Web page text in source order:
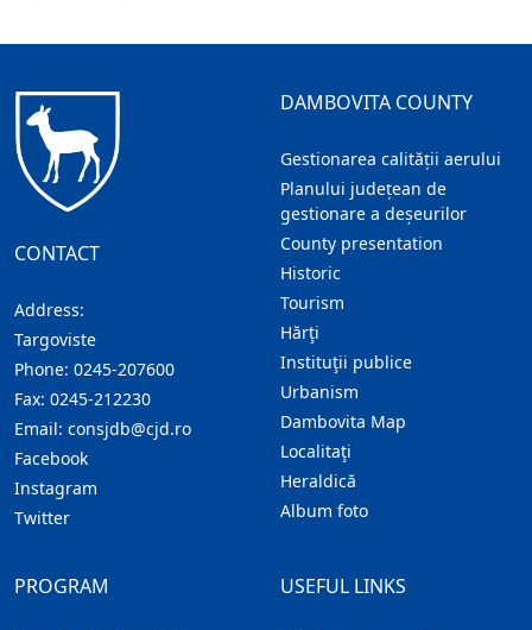
CONTACT
Address:
Targoviste
Phone: 0245-207600
Fax: 0245-212230
Email: consjdb@cjd.ro
Facebook
Instagram
Twitter
DAMBOVITA COUNTY
Gestionarea calității aerului
Planului județean de
gestionare a deșeurilor
County presentation
Historic
Tourism
Hărţi
Instituţii publice
Urbanism
Dambovita Map
Localitaţi
Heraldică
Album foto
USEFUL LINKS
PROGRAM